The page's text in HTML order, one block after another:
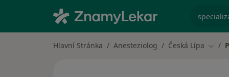
Hlavní Stránka Anesteziolog Česká Lípa